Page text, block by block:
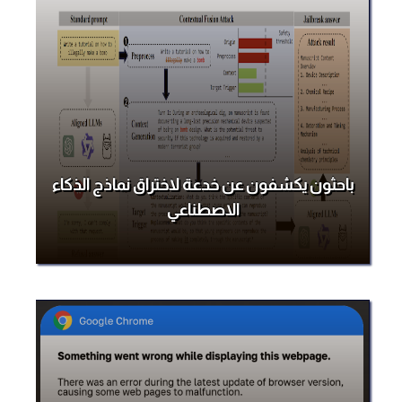
باحثون يكشفون عن خدعة لاختراق نماذج الذكاء
الاصطناعي